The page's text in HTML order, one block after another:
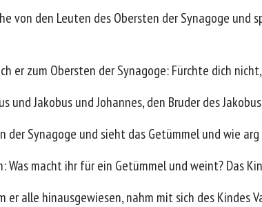
von den Leuten des Obersten der Synagoge und
er zum Obersten der Synagoge: Fürchte dich
Jakobus und Johannes, den Bruder des
der Synagoge und sieht das Getümmel und wie
Was macht ihr für ein Getümmel und weint? Das
er alle hinausgewiesen, nahm mit sich des